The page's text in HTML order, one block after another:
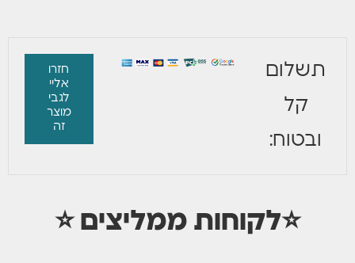
תשלום
קל
ובטוח:
חזרו
אליי
לגבי
מוצר
זה
⭐לקוחות ממליצים ⭐